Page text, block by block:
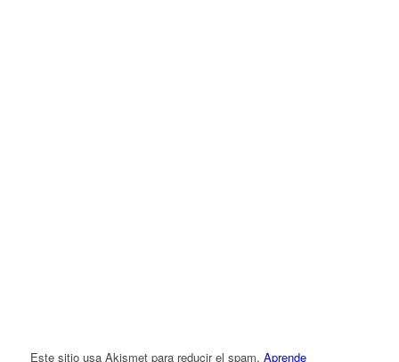
Este sitio usa Akismet para reducir el spam. Aprende